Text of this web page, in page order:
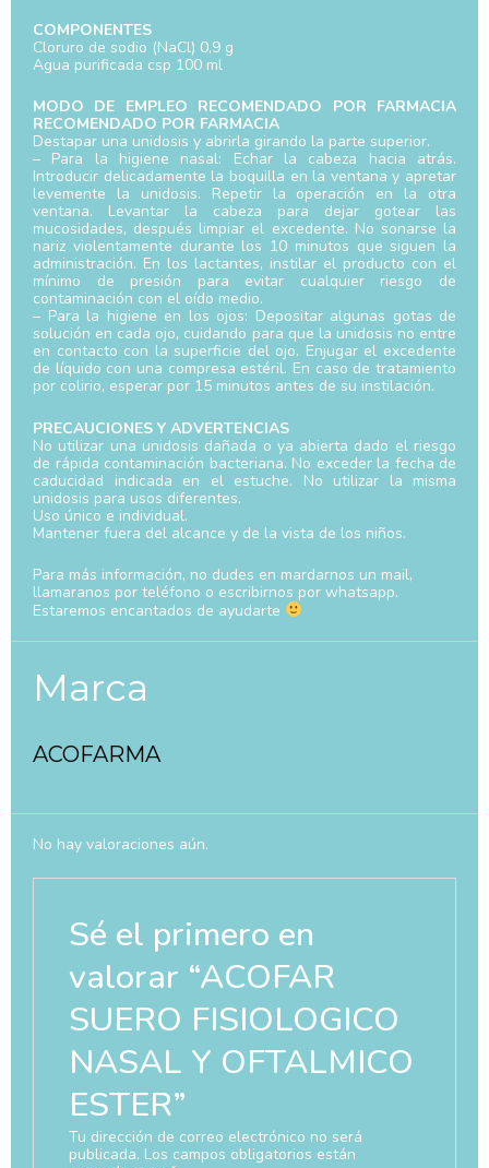
COMPONENTES
Cloruro de sodio (NaCl) 0,9 g
Agua purificada csp 100 ml
MODO DE EMPLEO RECOMENDADO POR FARMACIA
RECOMENDADO POR FARMACIA
Destapar una unidosis y abrirla girando la parte superior.
– Para la higiene nasal: Echar la cabeza hacia atrás.
Introducir delicadamente la boquilla en la ventana y apretar
levemente la unidosis. Repetir la operación en la otra
ventana. Levantar la cabeza para dejar gotear las
mucosidades, después limpiar el excedente. No sonarse la
nariz violentamente durante los 10 minutos que siguen la
administración. En los lactantes, instilar el producto con el
mínimo de presión para evitar cualquier riesgo de
contaminación con el oído medio.
– Para la higiene en los ojos: Depositar algunas gotas de
solución en cada ojo, cuidando para que la unidosis no entre
en contacto con la superficie del ojo. Enjugar el excedente
de líquido con una compresa estéril. En caso de tratamiento
por colirio, esperar por 15 minutos antes de su instilación.
PRECAUCIONES Y ADVERTENCIAS
No utilizar una unidosis dañada o ya abierta dado el riesgo
de rápida contaminación bacteriana. No exceder la fecha de
caducidad indicada en el estuche. No utilizar la misma
unidosis para usos diferentes.
Uso único e individual.
Mantener fuera del alcance y de la vista de los niños.
Para más información, no dudes en mardarnos un mail,
llamaranos por teléfono o escribirnos por whatsapp.
Estaremos encantados de ayudarte
Marca
ACOFARMA
No hay valoraciones aún.
Sé el primero en
valorar “ACOFAR
SUERO FISIOLOGICO
NASAL Y OFTALMICO
ESTER”
Tu dirección de correo electrónico no será
publicada. Los campos obligatorios están